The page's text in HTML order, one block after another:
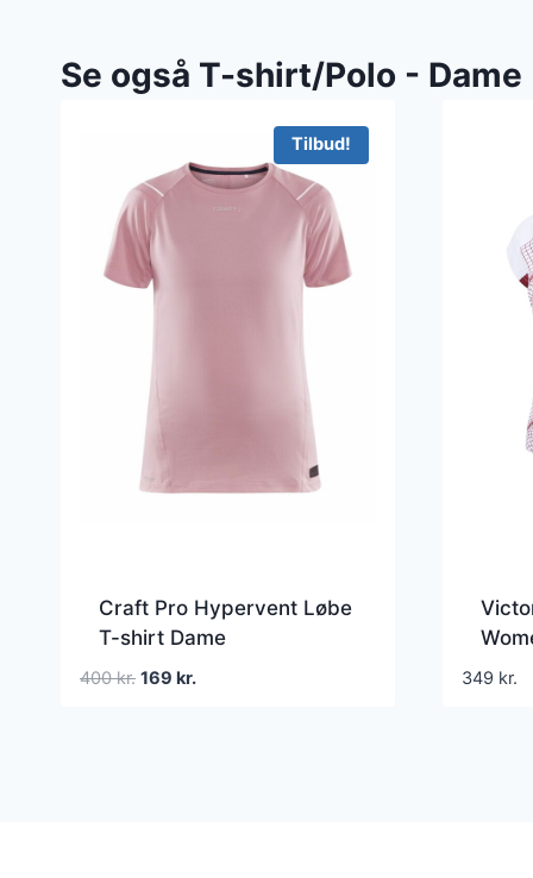
Se også T-shirt/Polo - Dame
Tilbud!
Craft Pro Hypervent Løbe
T-shirt Dame
400kr. Den
169 kr.Den
349 kr.